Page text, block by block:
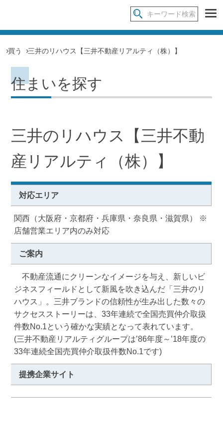
買う 三井のリハウス【三井不動産リアルティ（株）】
住まいを探す
三井のリハウス【三井不動
産リアルティ（株）】
対応エリア
関西（大阪府・京都府・兵庫県・奈良県・滋賀県） ※
店舗営業エリア内のみ対応
ご案内
不動産流通にクリーンなイメージを与え、新しいビ
ジネスフィールドとして新風を吹き込んだ「三井のリ
ハウス」。三井ブランドの信頼性が生み出した数々の
サクセスストーリーは、33年連続で全国売買仲介取扱
件数No.1という確かな実績となって表れています。
(三井不動産リアルティグループは’86年度～’18年度の
33年連続全国売買仲介取扱件数No.1です)
提携企業サイト